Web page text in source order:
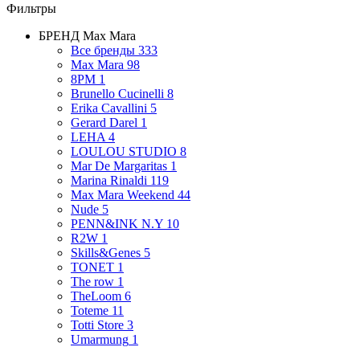
Фильтры
БРЕНД Max Mara
Все бренды 333
Max Mara 98
8PM 1
Brunello Cucinelli 8
Erika Cavallini 5
Gerard Darel 1
LEHA 4
LOULOU STUDIO 8
Mar De Margaritas 1
Marina Rinaldi 119
Max Mara Weekend 44
Nude 5
PENN&INK N.Y 10
R2W 1
Skills&Genes 5
TONET 1
The row 1
TheLoom 6
Toteme 11
Totti Store 3
Umarmung 1